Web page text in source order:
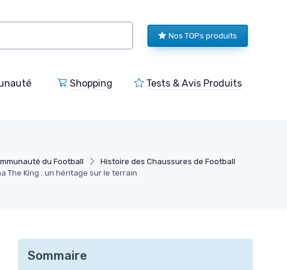
Nos TOPs produits
Shopping Tests & Avis Produits
du Football
Histoire des Chaussures de Football
The King : un héritage sur le terrain
Sommaire